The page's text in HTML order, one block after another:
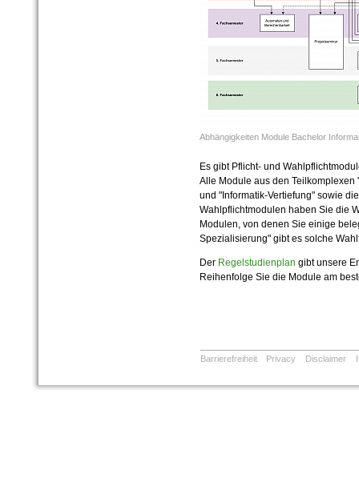
Abhängigkeiten Module Bachelor
Es gibt Pflicht- und
Alle Module aus den Teilkomplexen
und "Informatik-Vertiefung" sowie
Wahlpflichtmodulen haben Sie die
Modulen, von denen Sie einige
Spezialisierung" gibt es solche
Der Regelstudienplan gibt unsere
Reihenfolge Sie die Module am
Barrierefreiheit Privacy Disclaimer